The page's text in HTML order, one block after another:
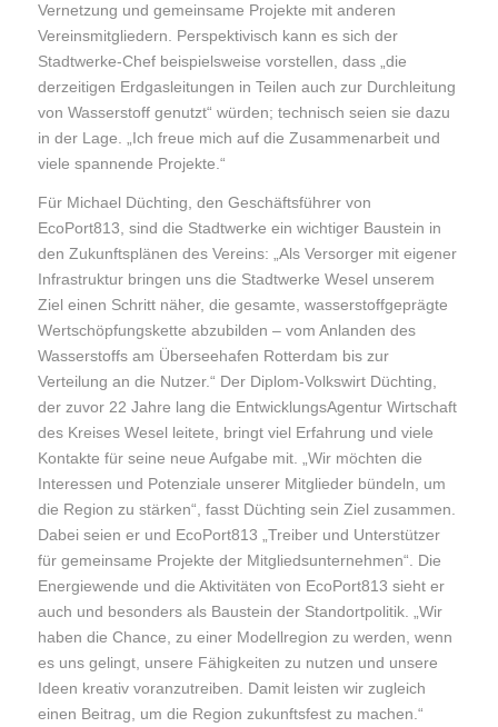
Vernetzung und gemeinsame Projekte mit anderen
Vereinsmitgliedern. Perspektivisch kann es sich der
Stadtwerke-Chef beispielsweise vorstellen, dass „die
derzeitigen Erdgasleitungen in Teilen auch zur Durchleitung
von Wasserstoff genutzt“ würden; technisch seien sie dazu
in der Lage. „Ich freue mich auf die Zusammenarbeit und
viele spannende Projekte.“
Für Michael Düchting, den Geschäftsführer von
EcoPort813, sind die Stadtwerke ein wichtiger Baustein in
den Zukunftsplänen des Vereins: „Als Versorger mit eigener
Infrastruktur bringen uns die Stadtwerke Wesel unserem
Ziel einen Schritt näher, die gesamte, wasserstoffgeprägte
Wertschöpfungskette abzubilden – vom Anlanden des
Wasserstoffs am Überseehafen Rotterdam bis zur
Verteilung an die Nutzer.“ Der Diplom-Volkswirt Düchting,
der zuvor 22 Jahre lang die EntwicklungsAgentur Wirtschaft
des Kreises Wesel leitete, bringt viel Erfahrung und viele
Kontakte für seine neue Aufgabe mit. „Wir möchten die
Interessen und Potenziale unserer Mitglieder bündeln, um
die Region zu stärken“, fasst Düchting sein Ziel zusammen.
Dabei seien er und EcoPort813 „Treiber und Unterstützer
für gemeinsame Projekte der Mitgliedsunternehmen“. Die
Energiewende und die Aktivitäten von EcoPort813 sieht er
auch und besonders als Baustein der Standortpolitik. „Wir
haben die Chance, zu einer Modellregion zu werden, wenn
es uns gelingt, unsere Fähigkeiten zu nutzen und unsere
Ideen kreativ voranzutreiben. Damit leisten wir zugleich
einen Beitrag, um die Region zukunftsfest zu machen.“